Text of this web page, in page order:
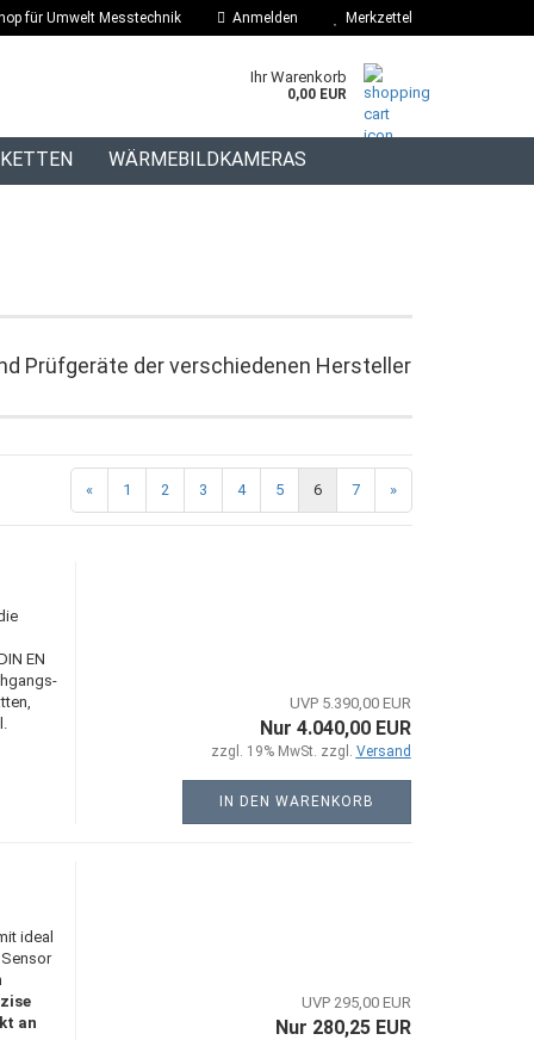
für Umwelt Messtechnik Anmelden Merkzettel
Ihr Warenkorb
0,00 EUR
WÄRMEBILDKAMERAS
Prüfgeräte der verschiedenen Hersteller
« 1 2 3 4 5 6 7 »
EN
UVP 5.390,00 EUR
Nur 4.040,00 EUR
zzgl. 19% MwSt. zzgl. Versand
IN DEN WARENKORB
ideal
an
UVP 295,00 EUR
Nur 280,25 EUR